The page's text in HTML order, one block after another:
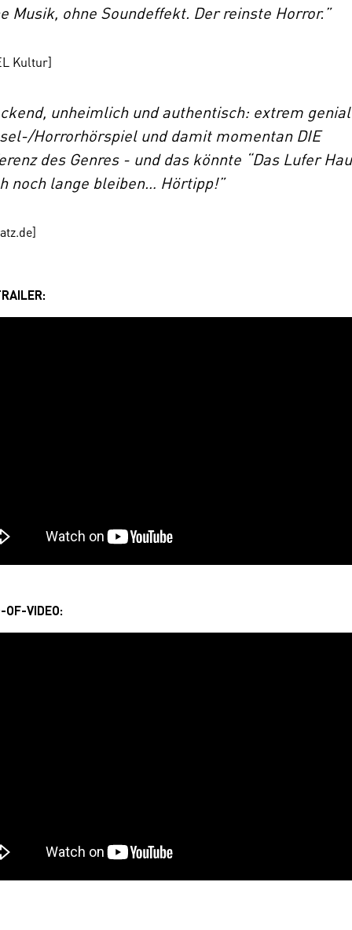
Musik, ohne Soundeffekt. Der reinste Horror.”
Kultur]
unheimlich und authentisch: extrem
Horrorhörspiel und damit momentan DIE
des Genres - und das könnte “Das Lufer
noch lange bleiben… Hörtipp!”
.de]
OF-VIDEO: